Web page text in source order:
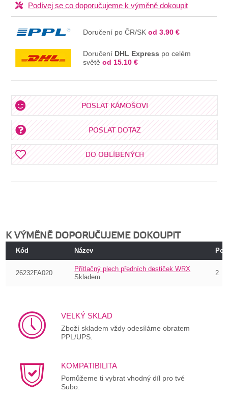
Podívej se co doporučujeme k výměně dokoupit
Doručení po ČR/SKod 3.90 €
Doručení DHL Express po celém
světěod 15.10 €
POSLAT KÁMOŠOVI
POSLAT DOTAZ
DO OBLÍBENÝCH
K VÝMĚNĚ DOPORUČUJEME DOKOUPIT
Kód Název
26232FA020
Přítlačný plech předních destiček WRX
Skladem
2
VELKÝ SKLAD
Zboží skladem vždy odesíláme obratem
PPL/UPS.
KOMPATIBILITA
Pomůžeme ti vybrat vhodný díl pro tvé
Subo.